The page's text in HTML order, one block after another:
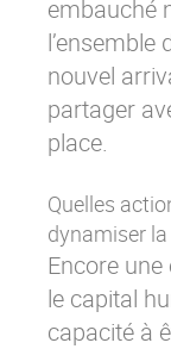
embauché
l’ensemble
nouvel
partager
place.
Quelles
dynamiser
Encore
le capital
capacité à